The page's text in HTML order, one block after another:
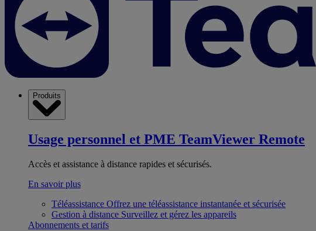
Produits
Usage personnel et PME TeamViewer Remote
Accès et assistance à distance rapides et sécurisés.
En savoir plus
Téléassistance Offrez une téléassistance instantanée et sécurisée
Gestion à distance Surveillez et gérez les appareils
Abonnements et tarifs